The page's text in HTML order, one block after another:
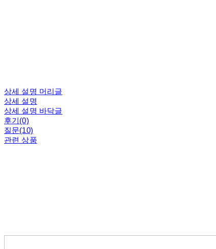
상세 설명 머리글
상세 설명
상세 설명 바닥글
후기(0)
질문(10)
관련 상품